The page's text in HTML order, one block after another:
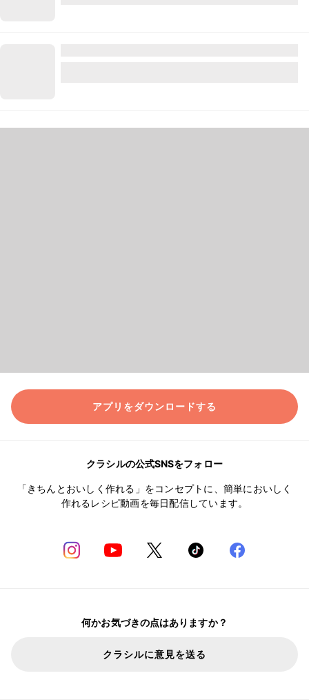
アプリをダウンロードする
クラシルの公式SNSをフォロー
「きちんとおいしく作れる」をコンセプトに、簡単においしく
作れるレシピ動画を毎日配信しています。
何かお気づきの点はありますか？
クラシルに意見を送る